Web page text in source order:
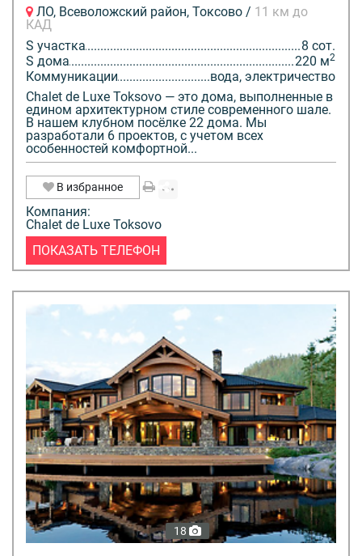
ЛО, Всеволожский район, Токсово / 11 км до
КАД
S участка
8 сот.
S дома
220 м2
Коммуникации
вода, электричество
Chalet de Luxe Toksovo — это дома, выполненные в
едином архитектурном стиле современного шале.
В нашем клубном посёлке 22 дома. Мы
разработали 6 проектов, с учетом всех
особенностей комфортной...
В избранное
Компания:
Chalet de Luxe Toksovo
ПОКАЗАТЬ ТЕЛЕФОН
18